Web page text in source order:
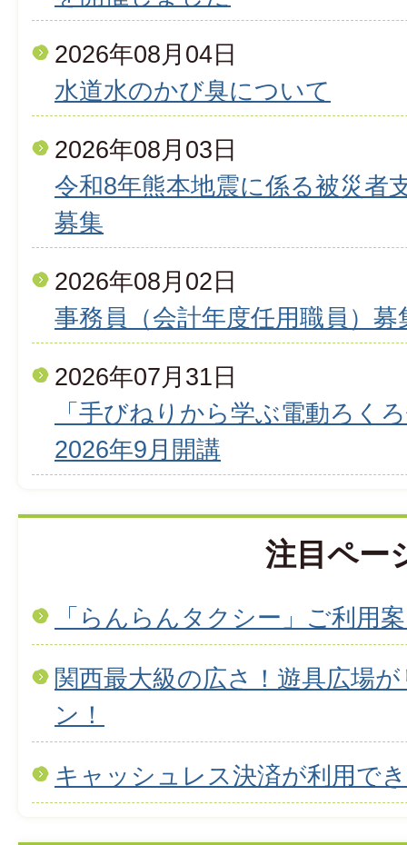
2026年08月04日
水道水のかび臭について
2026年08月03日
令和8年熊本地震に係る被災者
募集
2026年08月02日
事務員（会計年度任用職員）募
2026年07月31日
「手びねりから学ぶ電動ろく
2026年9月開講
注目ペー
「らんらんタクシー」ご利用
関西最大級の広さ！遊具広場
ン！
キャッシュレス決済が利用で